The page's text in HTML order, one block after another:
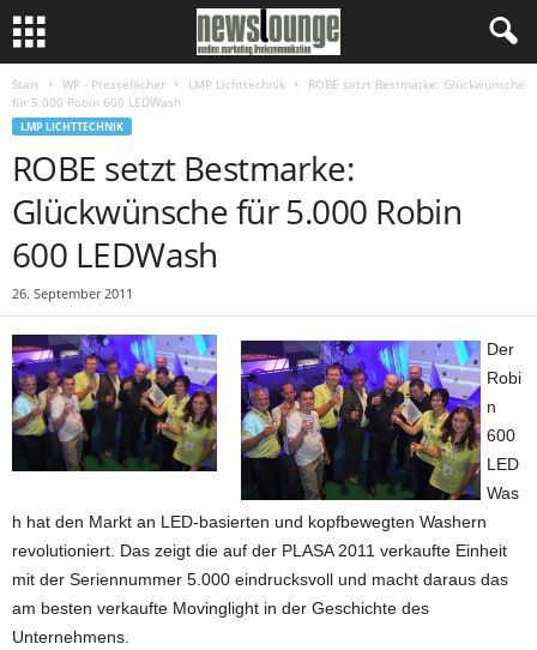
Start WP - Pressefächer LMP Lichttechnik
ROBE setzt Bestmarke: Glückwünsche
für 5.000 Robin 600 LEDWash
LMP LICHTTECHNIK
ROBE setzt Bestmarke:
Glückwünsche für 5.000 Robin
600 LEDWash
26. September 2011
Der
Robi
n
600
LED
Was
h hat den Markt an LED-basierten und kopfbewegten Washern
revolutioniert. Das zeigt die auf der PLASA 2011 verkaufte Einheit
mit der Seriennummer 5.000 eindrucksvoll und macht daraus das
am besten verkaufte Movinglight in der Geschichte des
Unternehmens.